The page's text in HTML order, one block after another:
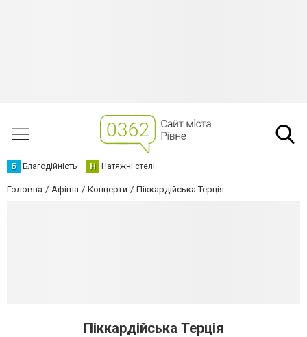
Б Благодійність Н Натяжні стелі
Головна Афіша Концерти Піккардійська Терція
Піккардійська Терція